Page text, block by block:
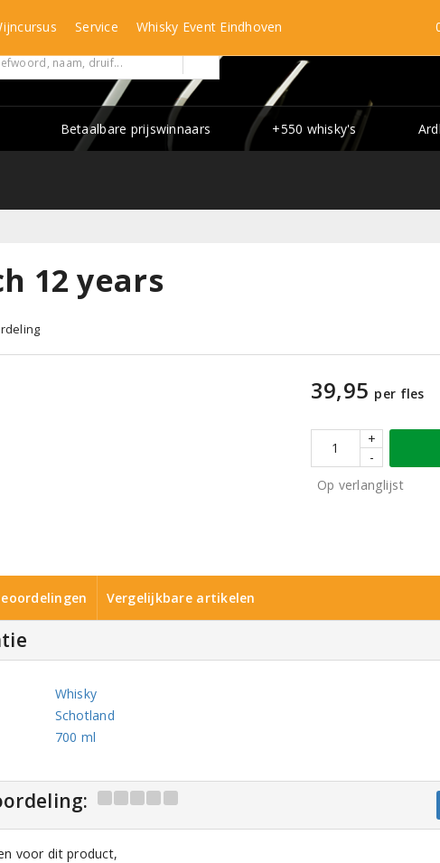
Betaalbare prijswinnaars +550 whisky's
Service Whisky Event Eindhoven
12 years
39,95 per fles
+
-
Op verlanglijst
Vergelijkbare artikelen
Whisky
Schotland
700 ml
voor dit product,